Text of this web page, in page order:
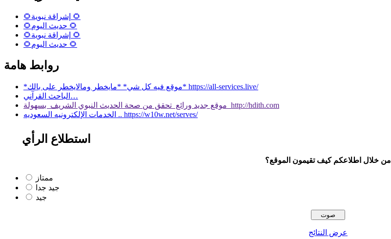
🌻إشراقة نبوية 🌻
🌻حديث اليوم 🌻
🌻إشراقة نبوية 🌻
🌻حديث اليوم 🌻
روابط هامة
*موقع فيه كل شي* *مايخطر ومالايخطر على بالك* https://all-services.live/
الباحث القرآني…
موقع جديد ورائع تحقق من صحة الحديث النبوي الشريف بسهولة http://hdith.com
الخدمات الإلكترونيه السعوديه .. https://w10w.net/serves/
استطلاع الرأي
من خلال اطلاعكم كيف تقيمون الموقع؟
ممتاز
جيد جدا
جيد
عرض النتائج